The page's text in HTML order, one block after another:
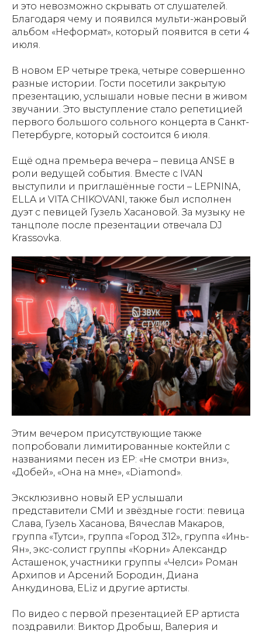
и это невозможно скрывать от слушателей.
Благодаря чему и появился мульти-жанровый
альбом «Неформат», который появится в сети 4
июля.
В новом EP четыре трека, четыре совершенно
разные истории. Гости посетили закрытую
презентацию, услышали новые песни в живом
звучании. Это выступление стало репетицией
первого большого сольного концерта в Санкт-
Петербурге, который состоится 6 июля.
Ещё одна премьера вечера – певица ANSE в
роли ведущей события. Вместе с IVAN
выступили и приглашённые гости – LEPNINA,
ELLA и VITA CHIKOVANI, также был исполнен
дуэт с певицей Гузель Хасановой. За музыку не
танцполе после презентации отвечала DJ
Krassovka.
Этим вечером присутствующие также
попробовали лимитированные коктейли с
названиями песен из ЕР: «Не смотри вниз»,
«Добей», «Она на мне», «Diamond».
Эксклюзивно новый EP услышали
представители СМИ и звёздные гости: певица
Слава, Гузель Хасанова, Вячеслав Макаров,
группа «Тутси», группа «Город 312», группа «Инь-
Ян», экс-солист группы «Корни» Александр
Асташенок, участники группы «Челси» Роман
Архипов и Арсений Бородин, Диана
Анкудинова, ELiz и другие артисты.
По видео с первой презентацией ЕР артиста
поздравили: Виктор Дробыш, Валерия и